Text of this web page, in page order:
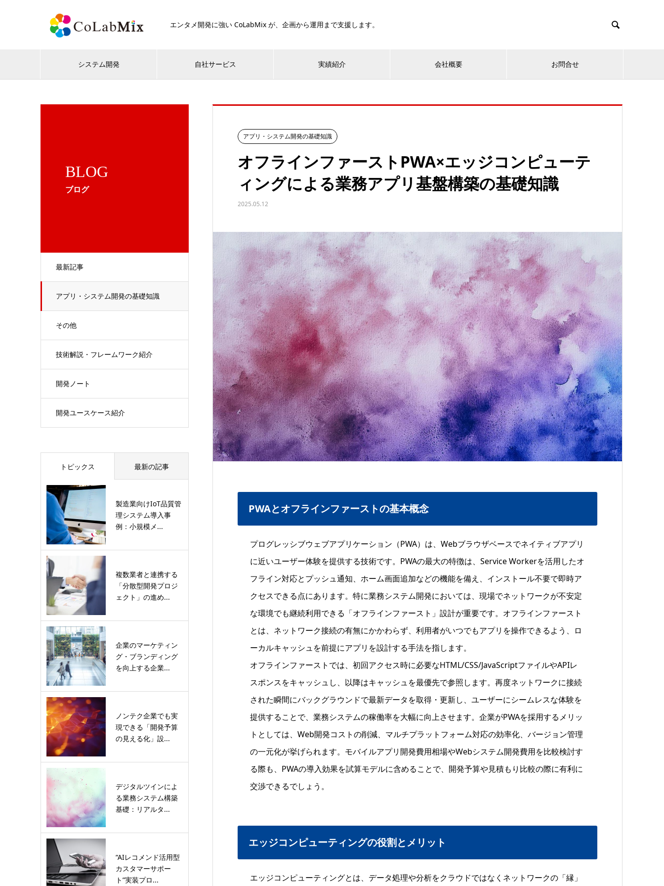
エンタメ開発に強い CoLabMix が、企画から運用まで支援します。 
システム開発 自社サービス 実績紹介 会社概要 お問合せ
BLOG
ブログ
最新記事
アプリ・システム開発の基礎知識
その他
技術解説・フレームワーク紹介
開発ノート
開発ユースケース紹介
アプリ・システム開発の基礎知識
オフラインファーストPWA×エッジコンピューテ
ィングによる業務アプリ基盤構築の基礎知識
2025.05.12
PWAとオフラインファーストの基本概念
プログレッシブウェブアプリケーション（PWA）は、Webブラウザベースでネイティブアプリ
に近いユーザー体験を提供する技術です。PWAの最大の特徴は、Service Workerを活用したオ
フライン対応とプッシュ通知、ホーム画面追加などの機能を備え、インストール不要で即時ア
クセスできる点にあります。特に業務システム開発においては、現場でネットワークが不安定
な環境でも継続利用できる「オフラインファースト」設計が重要です。オフラインファースト
とは、ネットワーク接続の有無にかかわらず、利用者がいつでもアプリを操作できるよう、ロ
ーカルキャッシュを前提にアプリを設計する手法を指します。
オフラインファーストでは、初回アクセス時に必要なHTML/CSS/JavaScriptファイルやAPIレ
スポンスをキャッシュし、以降はキャッシュを最優先で参照します。再度ネットワークに接続
された瞬間にバックグラウンドで最新データを取得・更新し、ユーザーにシームレスな体験を
提供することで、業務システムの稼働率を大幅に向上させます。企業がPWAを採用するメリッ
トとしては、Web開発コストの削減、マルチプラットフォーム対応の効率化、バージョン管理
の一元化が挙げられます。モバイルアプリ開発費用相場やWebシステム開発費用を比較検討す
る際も、PWAの導入効果を試算モデルに含めることで、開発予算や見積もり比較の際に有利に
交渉できるでしょう。
エッジコンピューティングの役割とメリット
エッジコンピューティングとは、データ処理や分析をクラウドではなくネットワークの「縁」
トピックス 最新の記事
製造業向けIoT品質管
理システム導入事
例：小規模メ...
複数業者と連携する
「分散型開発プロジ
ェクト」の進め...
企業のマーケティン
グ・ブランディング
を向上する企業...
ノンテク企業でも実
現できる「開発予算
の見える化」設...
デジタルツインによ
る業務システム構築
基礎：リアルタ...
“AIレコメンド活用型
カスタマーサポー
ト”実装プロ...